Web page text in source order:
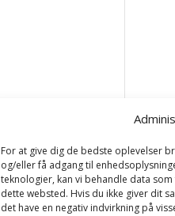
For at give dig de bedste oplevelser
og/eller få adgang til
teknologier, kan vi behandle data
dette websted. Hvis du ikke giver dit
det have en negativ indvirkning på